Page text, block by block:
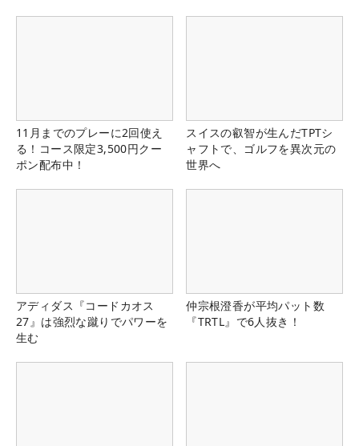
11月までのプレーに2回使え
る！コース限定3,500円クー
ポン配布中！
スイスの叡智が生んだTPTシ
ャフトで、ゴルフを異次元の
世界へ
アディダス『コードカオス
27』は強烈な蹴りでパワーを
生む
仲宗根澄香が平均パット数
『TRTL』で6人抜き！